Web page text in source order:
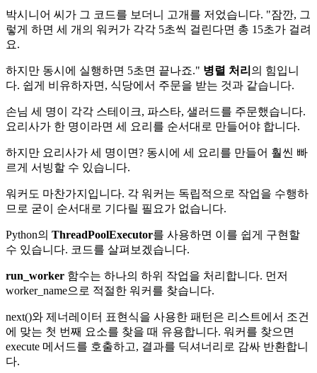
박시니어 씨가 그 코드를 보더니 고개를 저었습니다. "잠깐, 그
렇게 하면 세 개의 워커가 각각 5초씩 걸린다면 총 15초가 걸려
요.
하지만 동시에 실행하면 5초면 끝나죠." 병렬 처리 의 힘입니
다. 쉽게 비유하자면, 식당에서 주문을 받는 것과 같습니다.
손님 세 명이 각각 스테이크, 파스타, 샐러드를 주문했습니다.
요리사가 한 명이라면 세 요리를 순서대로 만들어야 합니다.
하지만 요리사가 세 명이면? 동시에 세 요리를 만들어 훨씬 빠
르게 서빙할 수 있습니다.
워커도 마찬가지입니다. 각 워커는 독립적으로 작업을 수행하
므로 굳이 순서대로 기다릴 필요가 없습니다.
Python의 ThreadPoolExecutor를 사용하면 이를 쉽게 구현할
수 있습니다. 코드를 살펴보겠습니다.
run_worker 함수는 하나의 하위 작업을 처리합니다. 먼저
worker_name으로 적절한 워커를 찾습니다.
next()와 제너레이터 표현식을 사용한 패턴은 리스트에서 조건
에 맞는 첫 번째 요소를 찾을 때 유용합니다. 워커를 찾으면
execute 메서드를 호출하고, 결과를 딕셔너리로 감싸 반환합니
다.